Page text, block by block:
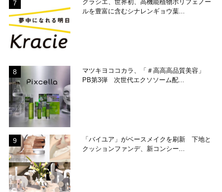
クラシエ、世界初、高機能植物ポリフェノー
ルを豊富に含むシナレンギョウ葉...
マツキヨココカラ、「＃高高高品質美容」
PB第3弾 次世代エクソソーム配...
「バイユア」がベースメイクを刷新 下地と
クッションファンデ、新コンシー...